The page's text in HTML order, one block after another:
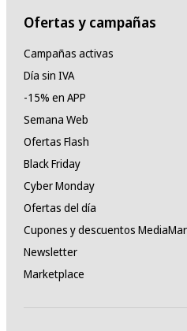
Ofertas y campañas
Campañas activas
Día sin IVA
-15% en APP
Semana Web
Ofertas Flash
Black Friday
Cyber Monday
Ofertas del día
Cupones y descuentos
Newsletter
Marketplace